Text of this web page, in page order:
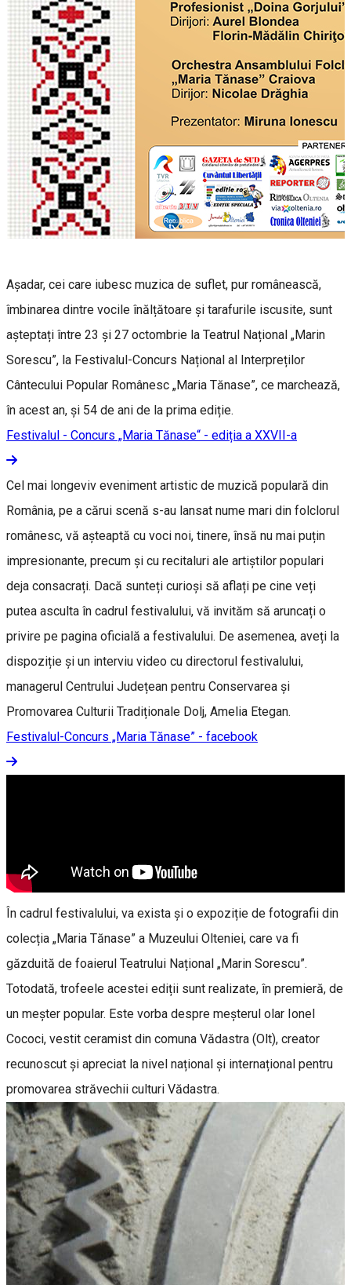
Așadar, cei care iubesc muzica de suflet, pur românească,
îmbinarea dintre vocile înălțătoare și tarafurile iscusite, sunt
așteptați între 23 și 27 octombrie la Teatrul Național „Marin
Sorescu”, la Festivalul-Concurs Național al Interpreților
Cântecului Popular Românesc „Maria Tănase”, ce marchează,
în acest an, și 54 de ani de la prima ediție.
Festivalul - Concurs „Maria Tănase“ - ediția a XXVII-a
Cel mai longeviv eveniment artistic de muzică populară din
România, pe a cărui scenă s-au lansat nume mari din folclorul
românesc, vă așteaptă cu voci noi, tinere, însă nu mai puțin
impresionante, precum și cu recitaluri ale artiștilor populari
deja consacrați. Dacă sunteți curioși să aflați pe cine veți
putea asculta în cadrul festivalului, vă invităm să aruncați o
privire pe pagina oficială a festivalului. De asemenea, aveți la
dispoziție și un interviu video cu directorul festivalului,
managerul Centrului Județean pentru Conservarea și
Promovarea Culturii Tradiționale Dolj, Amelia Etegan.
Festivalul-Concurs „Maria Tănase” - facebook
În cadrul festivalului, va exista și o expoziție de fotografii din
colecția „Maria Tănase” a Muzeului Olteniei, care va fi
găzduită de foaierul Teatrului Național „Marin Sorescu”.
Totodată, trofeele acestei ediții sunt realizate, în premieră, de
un meșter popular. Este vorba despre meșterul olar Ionel
Cococi, vestit ceramist din comuna Vădastra (Olt), creator
recunoscut și apreciat la nivel național și internațional pentru
promovarea străvechii culturi Vădastra.